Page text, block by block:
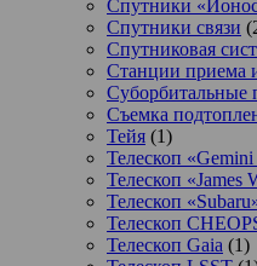
Спутники
Спутники связи
Спутниковая
Станции приема
Суборбитальные
Съемка
Тейя (1)
Телескоп
Телескоп «James
Телескоп
Телескоп
Телескоп Gaia (1)